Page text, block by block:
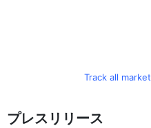
Track all
プレスリリース